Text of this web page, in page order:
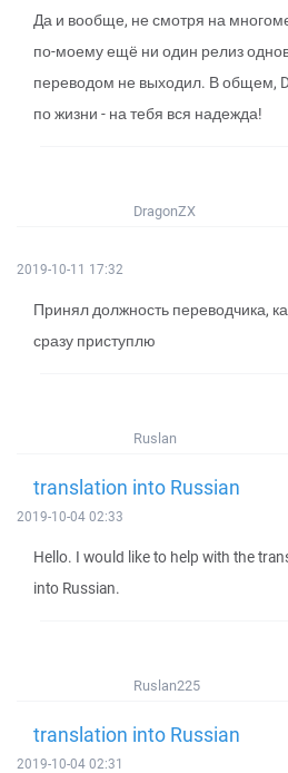
Да и вообще, не смотря на
по-моему ещё ни один релиз
переводом не выходил. В общем,
по жизни - на тебя вся надежда!
DragonZX
2019-10-11 17:32
Принял должность переводчика,
сразу приступлю
Ruslan
translation into Russian
2019-10-04 02:33
Hello. I would like to help with the
into Russian.
Ruslan225
translation into Russian
2019-10-04 02:31